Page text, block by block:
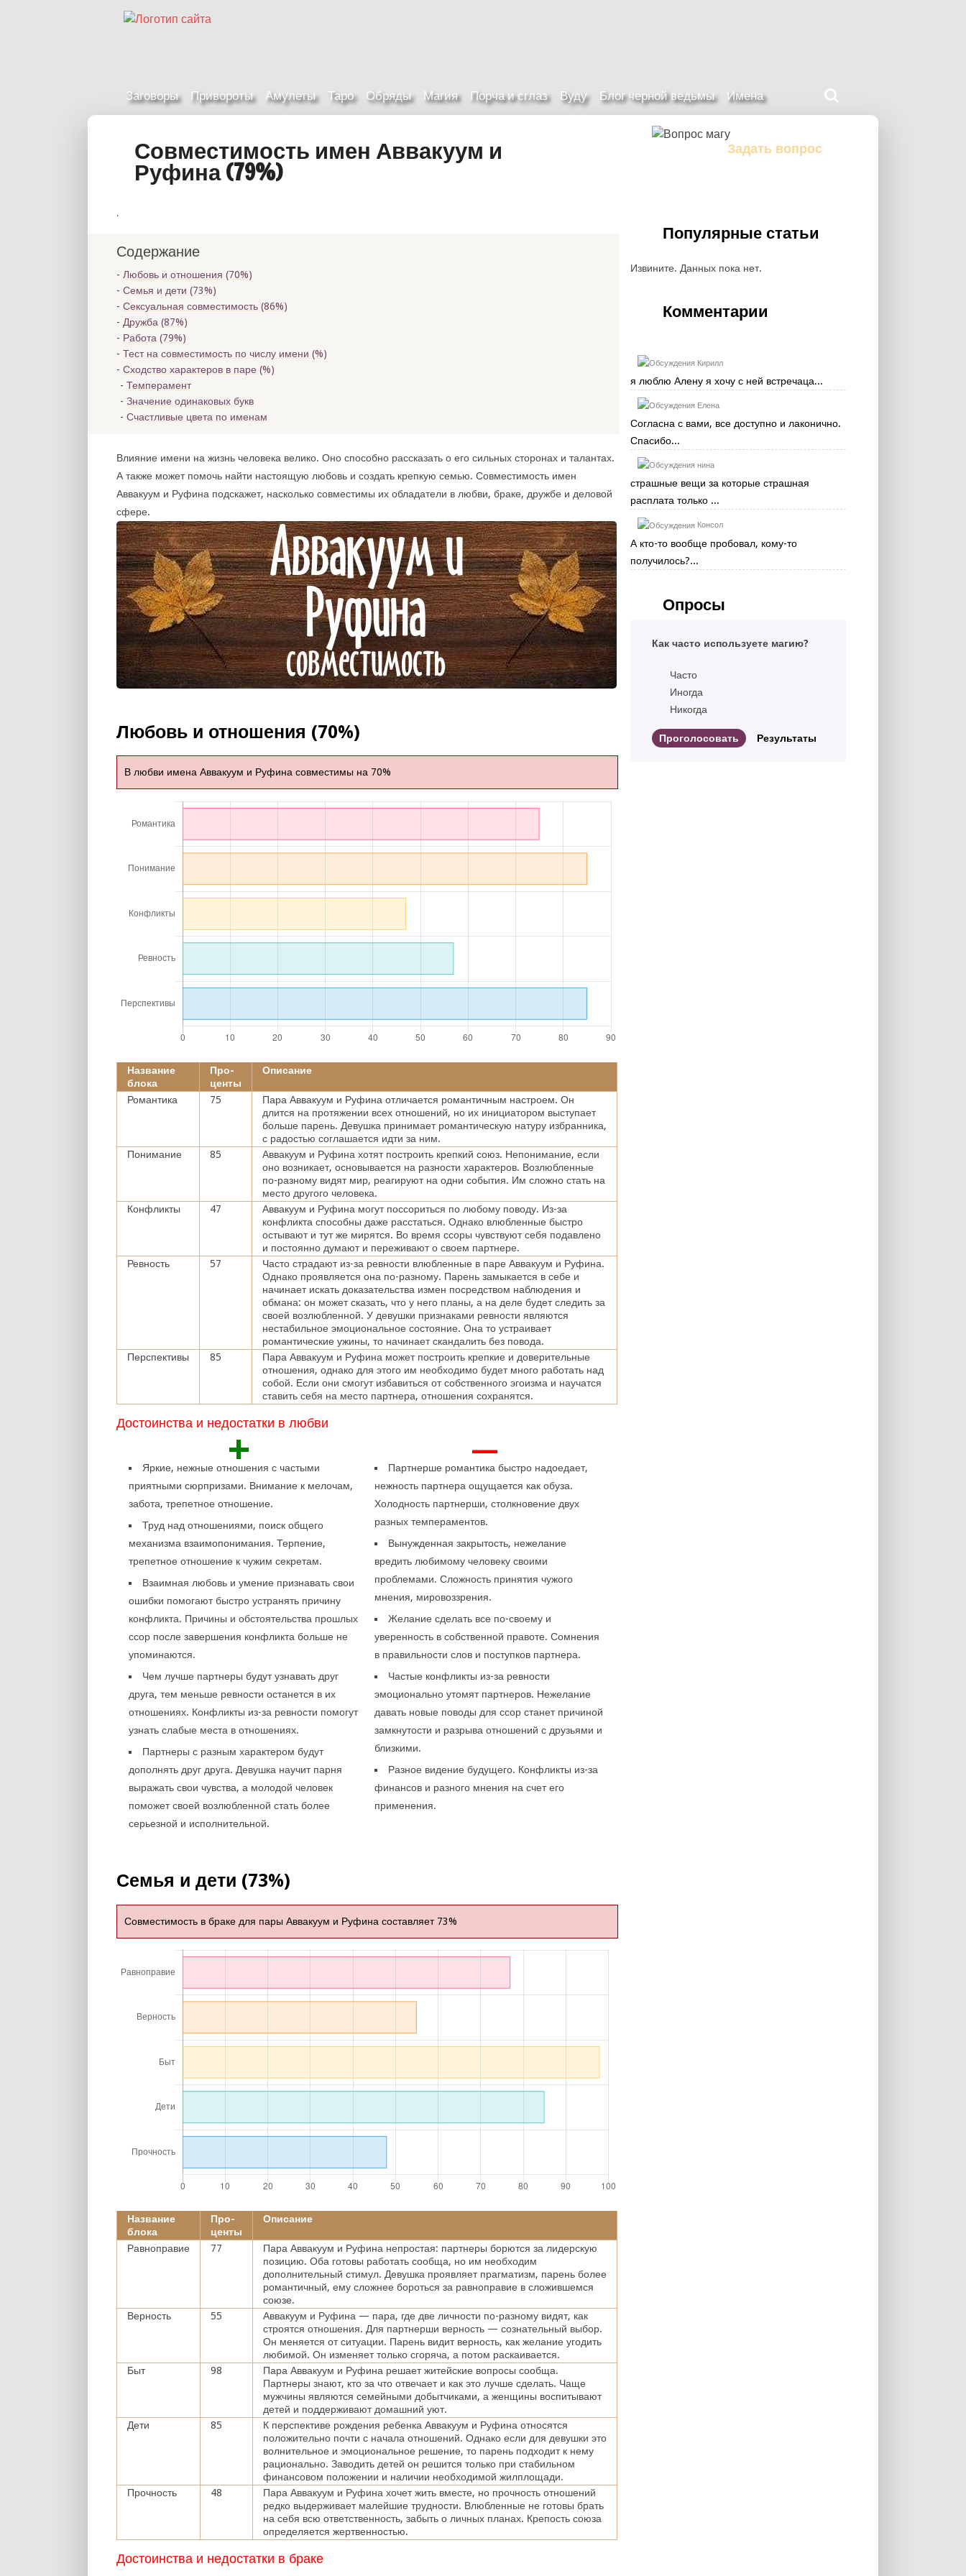
Заговоры Привороты Амулеты Таро Обряды Магия Порча и сглаз Вуду Блог черной ведьмы Имена
сайте
Совместимость имен Аввакуум и
Руфина (79%)
.
Содержание
Любовь и отношения (70%)
Семья и дети (73%)
Сексуальная совместимость (86%)
Дружба (87%)
Работа (79%)
Тест на совместимость по числу имени (%)
Сходство характеров в паре (%)
Темперамент
Значение одинаковых букв
Счастливые цвета по именам
Влияние имени на жизнь человека велико. Оно способно рассказать о его сильных сторонах и талантах.
А также может помочь найти настоящую любовь и создать крепкую семью. Совместимость имен
Аввакуум и Руфина подскажет, насколько совместимы их обладатели в любви, браке, дружбе и деловой
сфере.
Любовь и отношения (70%)
В любви имена Аввакуум и Руфина совместимы на 70%
Название
блока
Про-
центы
Описание
Романтика 75
Пара Аввакуум и Руфина отличается романтичным настроем. Он
длится на протяжении всех отношений, но их инициатором выступает
больше парень. Девушка принимает романтическую натуру избранника,
с радостью соглашается идти за ним.
Понимание
85
Аввакуум и Руфина хотят построить крепкий союз. Непонимание, если
оно возникает, основывается на разности характеров. Возлюбленные
по-разному видят мир, реагируют на одни события. Им сложно стать на
место другого человека.
Конфликты
47
Аввакуум и Руфина могут поссориться по любому поводу. Из-за
конфликта способны даже расстаться. Однако влюбленные быстро
остывают и тут же мирятся. Во время ссоры чувствуют себя подавлено
и постоянно думают и переживают о своем партнере.
Ревность
57
Часто страдают из-за ревности влюбленные в паре Аввакуум и Руфина.
Однако проявляется она по-разному. Парень замыкается в себе и
начинает искать доказательства измен посредством наблюдения и
обмана: он может сказать, что у него планы, а на деле будет следить за
своей возлюбленной. У девушки признаками ревности являются
нестабильное эмоциональное состояние. Она то устраивает
романтические ужины, то начинает скандалить без повода.
Перспективы
85
Пара Аввакуум и Руфина может построить крепкие и доверительные
отношения, однако для этого им необходимо будет много работать над
собой. Если они смогут избавиться от собственного эгоизма и научатся
ставить себя на место партнера, отношения сохранятся.
Достоинства и недостатки в любви
+
Яркие, нежные отношения с частыми
приятными сюрпризами. Внимание к мелочам,
забота, трепетное отношение.
Труд над отношениями, поиск общего
механизма взаимопонимания. Терпение,
трепетное отношение к чужим секретам.
Взаимная любовь и умение признавать свои
ошибки помогают быстро устранять причину
конфликта. Причины и обстоятельства прошлых
ссор после завершения конфликта больше не
упоминаются.
Чем лучше партнеры будут узнавать друг
друга, тем меньше ревности останется в их
отношениях. Конфликты из-за ревности помогут
узнать слабые места в отношениях.
Партнеры с разным характером будут
дополнять друг друга. Девушка научит парня
выражать свои чувства, а молодой человек
поможет своей возлюбленной стать более
серьезной и исполнительной.
—
Партнерше романтика быстро надоедает,
нежность партнера ощущается как обуза.
Холодность партнерши, столкновение двух
разных темпераментов.
Вынужденная закрытость, нежелание
вредить любимому человеку своими
проблемами. Сложность принятия чужого
мнения, мировоззрения.
Желание сделать все по-своему и
уверенность в собственной правоте. Сомнения
в правильности слов и поступков партнера.
Частые конфликты из-за ревности
эмоционально утомят партнеров. Нежелание
давать новые поводы для ссор станет причиной
замкнутости и разрыва отношений с друзьями и
близкими.
Разное видение будущего. Конфликты из-за
финансов и разного мнения на счет его
применения.
Семья и дети (73%)
Совместимость в браке для пары Аввакуум и Руфина составляет 73%
Название
блока
Про-
центы
Описание
Равноправие 77
Пара Аввакуум и Руфина непростая: партнеры борются за лидерскую
позицию. Оба готовы работать сообща, но им необходим
дополнительный стимул. Девушка проявляет прагматизм, парень более
романтичный, ему сложнее бороться за равноправие в сложившемся
союзе.
Верность
55
Аввакуум и Руфина — пара, где две личности по-разному видят, как
строятся отношения. Для партнерши верность — сознательный выбор.
Он меняется от ситуации. Парень видит верность, как желание угодить
любимой. Он изменяет только сгоряча, а потом раскаивается.
Быт
98
Пара Аввакуум и Руфина решает житейские вопросы сообща.
Партнеры знают, кто за что отвечает и как это лучше сделать. Чаще
мужчины являются семейными добытчиками, а женщины воспитывают
детей и поддерживают домашний уют.
Дети
85
К перспективе рождения ребенка Аввакуум и Руфина относятся
положительно почти с начала отношений. Однако если для девушки это
волнительное и эмоциональное решение, то парень подходит к нему
рационально. Заводить детей он решится только при стабильном
финансовом положении и наличии необходимой жилплощади.
Прочность
48
Пара Аввакуум и Руфина хочет жить вместе, но прочность отношений
редко выдерживает малейшие трудности. Влюбленные не готовы брать
на себя всю ответственность, забыть о личных планах. Крепость союза
определяется жертвенностью.
Достоинства и недостатки в браке
Задать вопрос
Популярные статьи
Извините. Данных пока нет.
Комментарии
Кирилл
я люблю Алену я хочу с ней встречаца...
Елена
Согласна с вами, все доступно и лаконично.
Спасибо...
нина
страшные вещи за которые страшная
расплата только ...
Консол
А кто-то вообще пробовал, кому-то
получилось?...
Опросы
Как часто используете магию?
Часто
Иногда
Никогда
Результаты